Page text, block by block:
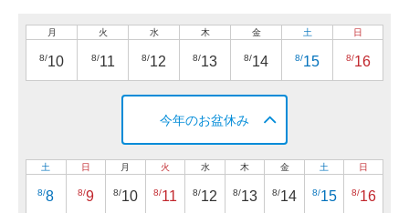
月
8/10
火
8/11
水
8/12
木
8/13
金
8/14
土
8/15
日
8/16
今年のお盆休み
土
8/8
日
8/9
月
8/10
火
8/11
水
8/12
木
8/13
金
8/14
土
8/15
日
8/16